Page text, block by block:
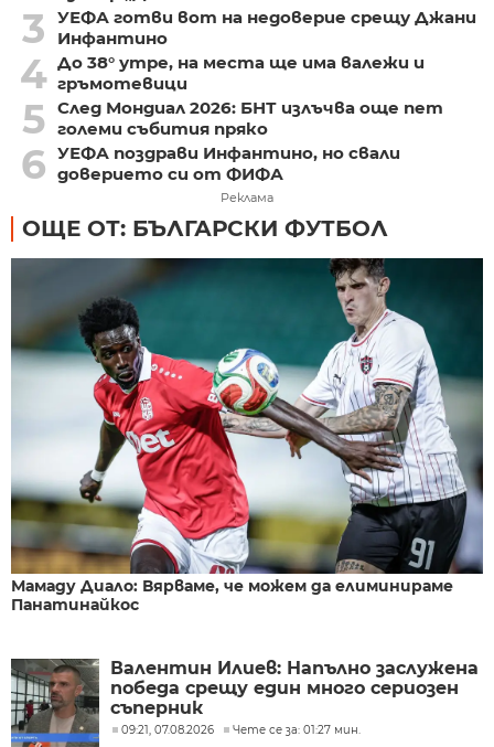
3
УЕФА готви вот на недоверие срещу Джани
Инфантино
4 До 38° утре, на места ще има валежи и
гръмотевици
5 След Мондиал 2026: БНТ излъчва още пет
големи събития пряко
6 УЕФА поздрави Инфантино, но свали
доверието си от ФИФА
Реклама
ОЩЕ ОТ: БЪЛГАРСКИ ФУТБОЛ
Мамаду Диало: Вярваме, че можем да елиминираме
Панатинайкос
Валентин Илиев: Напълно заслужена
победа срещу един много сериозен
съперник
09:21, 07.08.2026 Чете се за: 01:27 мин.